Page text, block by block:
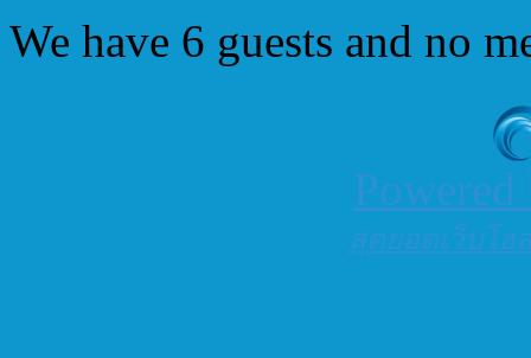
We have 6 guests and no
สุดยอดเว็บโ